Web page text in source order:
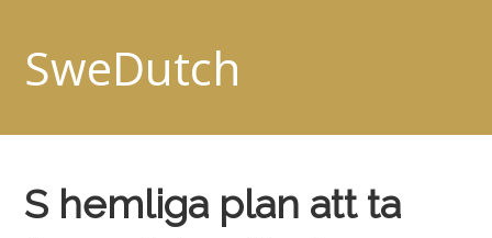
SweDutch
S hemliga plan att ta